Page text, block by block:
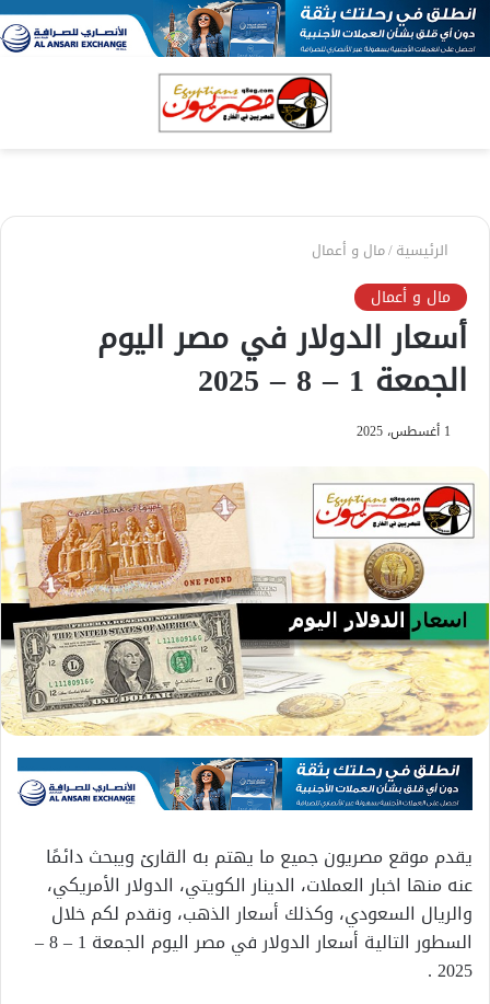
الرئيسية/مال و أعمال
مال و أعمال
أسعار الدولار في مصر اليوم
الجمعة 1 – 8 – 2025
1 أغسطس، 2025
يقدم موقع مصريون جميع ما يهتم به القارئ ويبحث دائمًا
عنه منها اخبار العملات، الدينار الكويتي، الدولار الأمريكي،
والريال السعودي، وكذلك أسعار الذهب، ونقدم لكم خلال
السطور التالية أسعار الدولار في مصر اليوم الجمعة 1 – 8 –
2025 .